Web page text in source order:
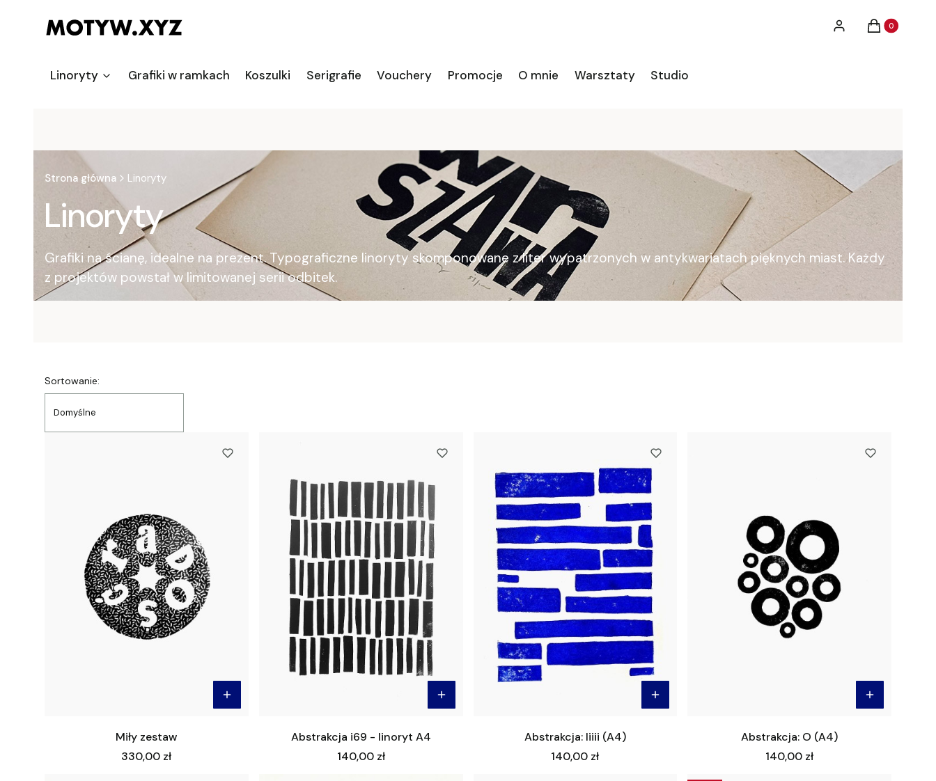
Zaloguj sięProdukty w
Koszyk
Linoryty Grafiki w ramkach Koszulki Serigrafie Vouchery Promocje O mnie Warsztaty Studio
Strona główna Linoryty
Linoryty
Grafiki na ścianę, idealne na prezent. Typograficzne linoryty skomponowane z liter wypatrzonych w antykwariatach pięknych miast. Każdy
z projektów powstał w limitowanej serii odbitek.
Lista produktów
Sortowanie:
Domyślne
Miły zestaw
Cena
330,00 zł
Abstrakcja i69 - linoryt A4
Cena
140,00 zł
Abstrakcja: Iiiii (A4)
Cena
140,00 zł
Abstrakcja: O (A4)
Cena
140,00 zł